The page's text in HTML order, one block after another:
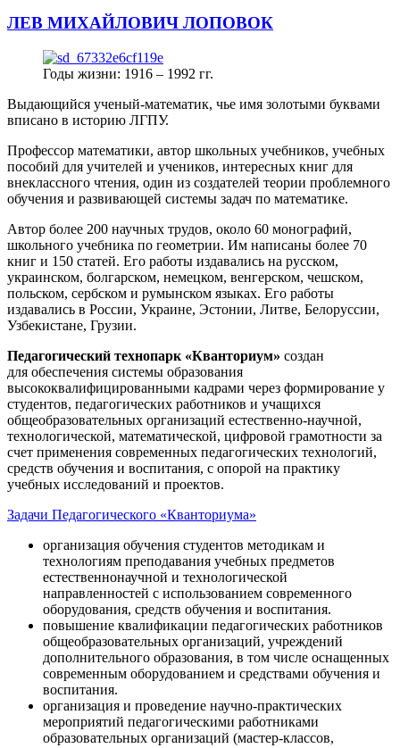
ЛЕВ МИХАЙЛОВИЧ ЛОПОВОК
Годы жизни: 1916 – 1992 гг.
Выдающийся ученый-математик, чье имя золотыми буквами
вписано в историю ЛГПУ.
Профессор математики, автор школьных учебников, учебных
пособий для учителей и учеников, интересных книг для
внеклассного чтения, один из создателей теории проблемного
обучения и развивающей системы задач по математике.
Автор более 200 научных трудов, около 60 монографий,
школьного учебника по геометрии. Им написаны более 70
книг и 150 статей. Его работы издавались на русском,
украинском, болгарском, немецком, венгерском, чешском,
польском, сербском и румынском языках. Его работы
издавались в России, Украине, Эстонии, Литве, Белоруссии,
Узбекистане, Грузии.
Педагогический технопарк «Кванториум» создан
для обеспечения системы образования
высококвалифицированными кадрами через формирование у
студентов, педагогических работников и учащихся
общеобразовательных организаций естественно-научной,
технологической, математической, цифровой грамотности за
счет применения современных педагогических технологий,
средств обучения и воспитания, с опорой на практику
учебных исследований и проектов.
Задачи Педагогического «Кванториума»
организация обучения студентов методикам и
технологиям преподавания учебных предметов
естественнонаучной и технологической
направленностей с использованием современного
оборудования, средств обучения и воспитания.
повышение квалификации педагогических работников
общеобразовательных организаций, учреждений
дополнительного образования, в том числе оснащенных
современным оборудованием и средствами обучения и
воспитания.
организация и проведение научно-практических
мероприятий педагогическими работниками
образовательных организаций (мастер-классов,